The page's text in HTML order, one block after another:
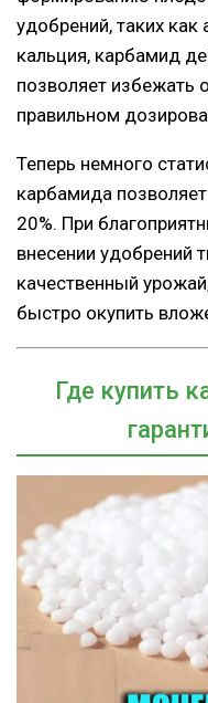
удобрений, таких как
кальция, карбамид
позволяет избежать
правильном
Теперь немного
карбамида
20%. При
внесении удобрений
качественный
быстро окупить
Где купить